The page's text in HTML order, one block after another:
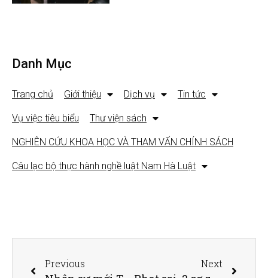
Danh Mục
Trang chủ Giới thiệu Dịch vụ Tin tức
Vụ việc tiêu biểu Thư viện sách
NGHIÊN CỨU KHOA HỌC VÀ THAM VẤN CHÍNH SÁCH
Câu lạc bộ thực hành nghề luật Nam Hà Luật
Previous Next